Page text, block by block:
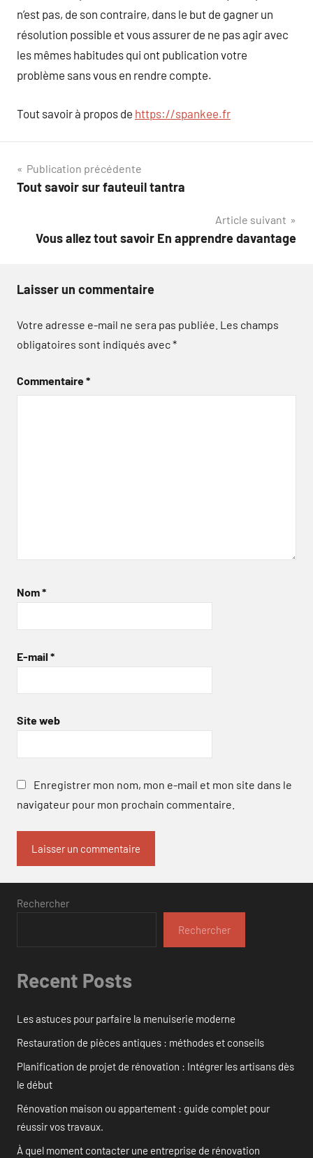
n’est pas, de son contraire, dans le but de gagner un
résolution possible et vous assurer de ne pas agir avec
les mêmes habitudes qui ont publication votre
problème sans vous en rendre compte.
Tout savoir à propos de https://spankee.fr
Navigation
de
Publication précédente
Tout savoir sur fauteuil tantra
Article suivant
Vous allez tout savoir En apprendre davantage
Laisser un commentaire
Votre adresse e-mail ne sera pas publiée. Les champs
obligatoires sont indiqués avec*
Commentaire*
Nom*
E-mail *
Site web
Enregistrer mon nom, mon e-mail et mon site dans le
navigateur pour mon prochain commentaire.
Rechercher
Rechercher
Recent Posts
Les astuces pour parfaire la menuiserie moderne
Restauration de pièces antiques : méthodes et conseils
Planification de projet de rénovation : Intégrer les artisans dès
le début
Rénovation maison ou appartement : guide complet pour
réussir vos travaux.
À quel moment contacter une entreprise de rénovation